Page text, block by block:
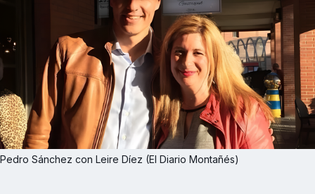
Pedro Sánchez con Leire Díez (El Diario Montañés)